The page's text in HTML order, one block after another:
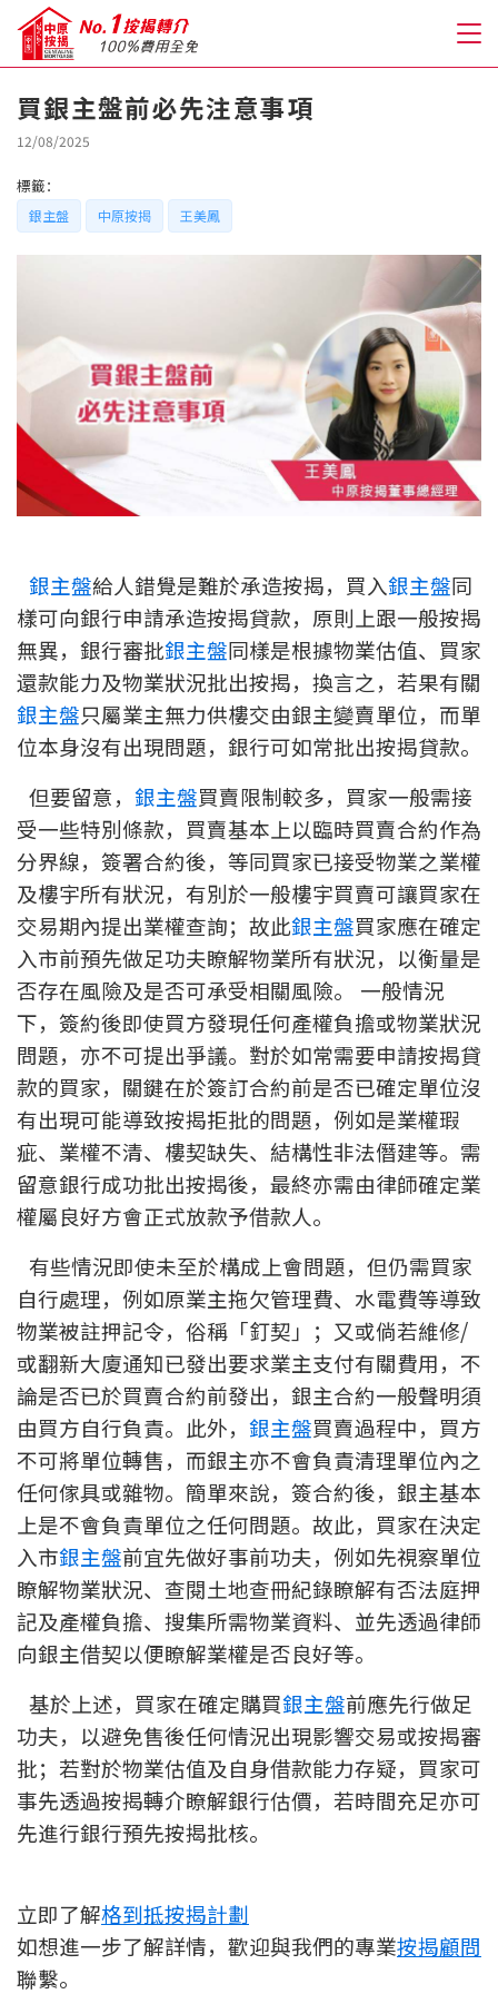
關於我們
格到至抵按揭
免費開戶轉介服務
私人貸款
優惠禮遇
中原按揭標籤優惠
推薦齊齊友賞
按揭工具
按揭計算
轉按計算
置業預算
供款年期計算
工商舖按揭計算
印花稅計算
免費物業估價
下載中心
按揭全面睇
公司動態
按市新聞
統計數據庫
按揭快趣智識
按揭智庫
樓按專欄
按揭百科
實時銀行資訊
裝修·保險優惠
免費裝修轉介服務
裝修設計專欄
火險、家居、寵物保險
保險資訊專欄
買銀主盤前必先注意事項
12/08/2025
標籤：
銀主盤 中原按揭 王美鳳
銀主盤給人錯覺是難於承造按揭，買入銀主盤同
樣可向銀行申請承造按揭貸款，原則上跟一般按揭
無異，銀行審批銀主盤同樣是根據物業估值、買家
還款能力及物業狀況批出按揭，換言之，若果有關
銀主盤只屬業主無力供樓交由銀主變賣單位，而單
位本身沒有出現問題，銀行可如常批出按揭貸款。
但要留意， 銀主盤買賣限制較多，買家一般需接
受一些特別條款，買賣基本上以臨時買賣合約作為
分界線，簽署合約後，等同買家已接受物業之業權
及樓宇所有狀況，有別於一般樓宇買賣可讓買家在
交易期內提出業權查詢；故此銀主盤買家應在確定
入市前預先做足功夫瞭解物業所有狀況，以衡量是
否存在風險及是否可承受相關風險。 一般情況
下，簽約後即使買方發現任何產權負擔或物業狀況
問題，亦不可提出爭議。對於如常需要申請按揭貸
款的買家，關鍵在於簽訂合約前是否已確定單位沒
有出現可能導致按揭拒批的問題，例如是業權瑕
疵、業權不清、樓契缺失、結構性非法僭建等。需
留意銀行成功批出按揭後，最終亦需由律師確定業
權屬良好方會正式放款予借款人。
有些情況即使未至於構成上會問題，但仍需買家
自行處理，例如原業主拖欠管理費、水電費等導致
物業被註押記令，俗稱「釘契」；又或倘若維修/
或翻新大廈通知已發出要求業主支付有關費用，不
論是否已於買賣合約前發出，銀主合約一般聲明須
由買方自行負責。此外， 銀主盤買賣過程中，買方
不可將單位轉售，而銀主亦不會負責清理單位內之
任何傢具或雜物。簡單來說，簽合約後，銀主基本
上是不會負責單位之任何問題。故此，買家在決定
入市銀主盤前宜先做好事前功夫，例如先視察單位
瞭解物業狀況、查閱土地查冊紀錄瞭解有否法庭押
記及產權負擔、搜集所需物業資料、並先透過律師
向銀主借契以便瞭解業權是否良好等。
基於上述，買家在確定購買銀主盤前應先行做足
功夫，以避免售後任何情況出現影響交易或按揭審
批；若對於物業估值及自身借款能力存疑，買家可
事先透過按揭轉介瞭解銀行估價，若時間充足亦可
先進行銀行預先按揭批核。
立即了解格到抵按揭計劃
如想進一步了解詳情，歡迎與我們的專業按揭顧問
聯繫。